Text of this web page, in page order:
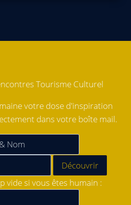
Tourisme Culturel
votre dose d'inspiration
dans votre boîte mail.
vide si vous êtes humain :